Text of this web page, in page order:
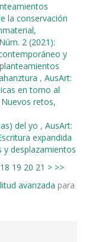
la conservación
2 (2021):
y
, AusArt:
en torno al
retos,
del yo , AusArt:
expandida
y desplazamientos
18 19 20 21 > >>
avanzada para